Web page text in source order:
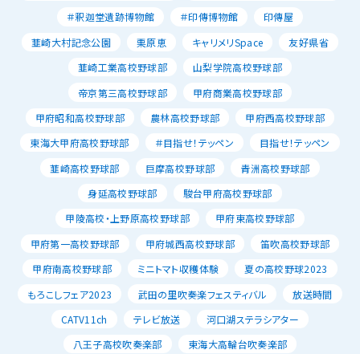
＃釈迦堂遺跡博物館
＃印傳博物館
印傳屋
韮崎大村記念公園
栗原恵 キャリメリSpace
友好県省
韮崎工業高校野球部
山梨学院高校野球部
帝京第三高校野球部
甲府商業高校野球部
甲府昭和高校野球部
農林高校野球部
甲府西高校野球部
東海大甲府高校野球部
＃目指せ！テッペン
目指せ！テッペン
韮崎高校野球部
巨摩高校野球部
青洲高校野球部
身延高校野球部
駿台甲府高校野球部
甲陵高校・上野原高校野球部
甲府東高校野球部
甲府第一高校野球部
甲府城西高校野球部
笛吹高校野球部
甲府南高校野球部
ミニトマト収穫体験
夏の高校野球2023
もろこしフェア2023
武田の里吹奏楽フェスティバル
放送時間
CATV11ch
テレビ放送
河口湖ステラシアター
八王子高校吹奏楽部
東海大高輪台吹奏楽部